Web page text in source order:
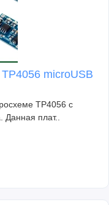
microUSB
TP4056 с
Данная плат..